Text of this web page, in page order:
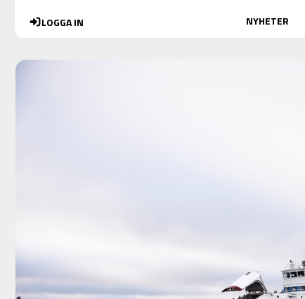
LOGGA IN NYHETER